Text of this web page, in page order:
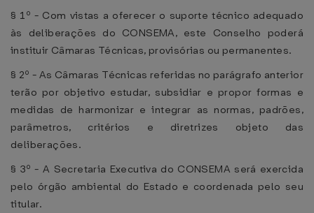
§ 1º - Com vistas a oferecer o suporte técnico adequado
às deliberações do CONSEMA, este Conselho poderá
instituir Câmaras Técnicas, provisórias ou permanentes.
§ 2º - As Câmaras Técnicas referidas no parágrafo anterior
terão por objetivo estudar, subsidiar e propor formas e
medidas de harmonizar e integrar as normas, padrões,
parâmetros, critérios e diretrizes objeto das
deliberações.
§ 3º - A Secretaria Executiva do CONSEMA será exercida
pelo órgão ambiental do Estado e coordenada pelo seu
titular.